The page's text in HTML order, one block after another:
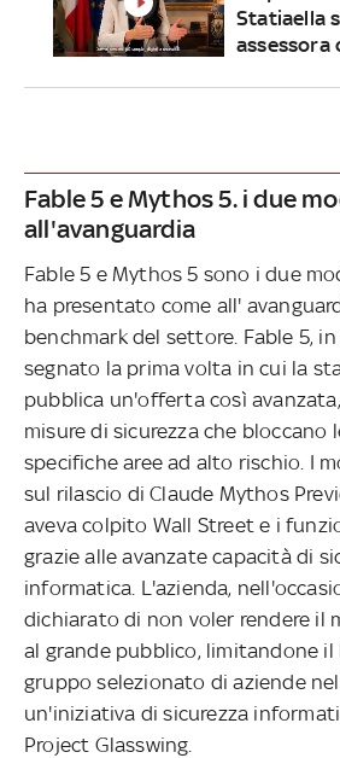
Statiaella
assessora
Fable 5 e Mythos 5. i due
all'avanguardia
Fable 5 e Mythos 5 sono i due
ha presentato come all'
benchmark del settore. Fable 5,
segnato la prima volta in cui la
pubblica un'offerta così
misure di sicurezza che bloccano
specifiche aree ad alto rischio. I
sul rilascio di Claude Mythos
aveva colpito Wall Street e i
grazie alle avanzate capacità di
informatica. L'azienda,
dichiarato di non voler rendere il
al grande pubblico, limitandone il
gruppo selezionato di aziende
un'iniziativa di sicurezza
Project Glasswing.